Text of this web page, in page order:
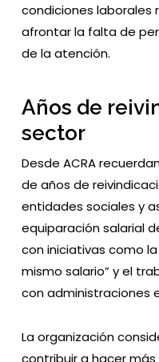
condiciones
afrontar la falta de
de la atención.
Años de
sector
Desde ACRA
de años de
entidades sociales y
equiparación salarial
con iniciativas como
mismo salario” y el
con administraciones
La organización
contribuir a hacer